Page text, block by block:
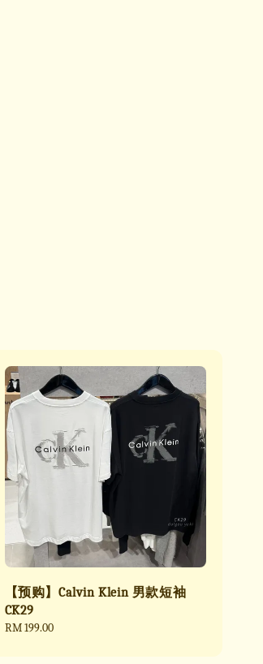
【预购】Calvin Klein 男款短袖
CK29
Regular
RM 199.00